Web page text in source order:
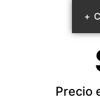
+
Precio